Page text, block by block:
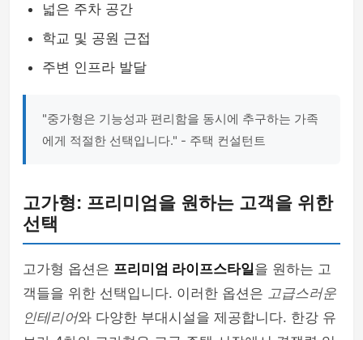
넓은 주차 공간
학교 및 공원 근접
주변 인프라 발달
"중가형은 기능성과 편리함을 동시에 추구하는 가족
에게 적절한 선택입니다." - 주택 컨설턴트
고가형: 프리미엄을 원하는 고객을 위한
선택
고가형 옵션은 프리미엄 라이프스타일을 원하는 고
객들을 위한 선택입니다. 이러한 옵션은 고급스러운
인테리어와 다양한 부대시설을 제공합니다. 한강 유